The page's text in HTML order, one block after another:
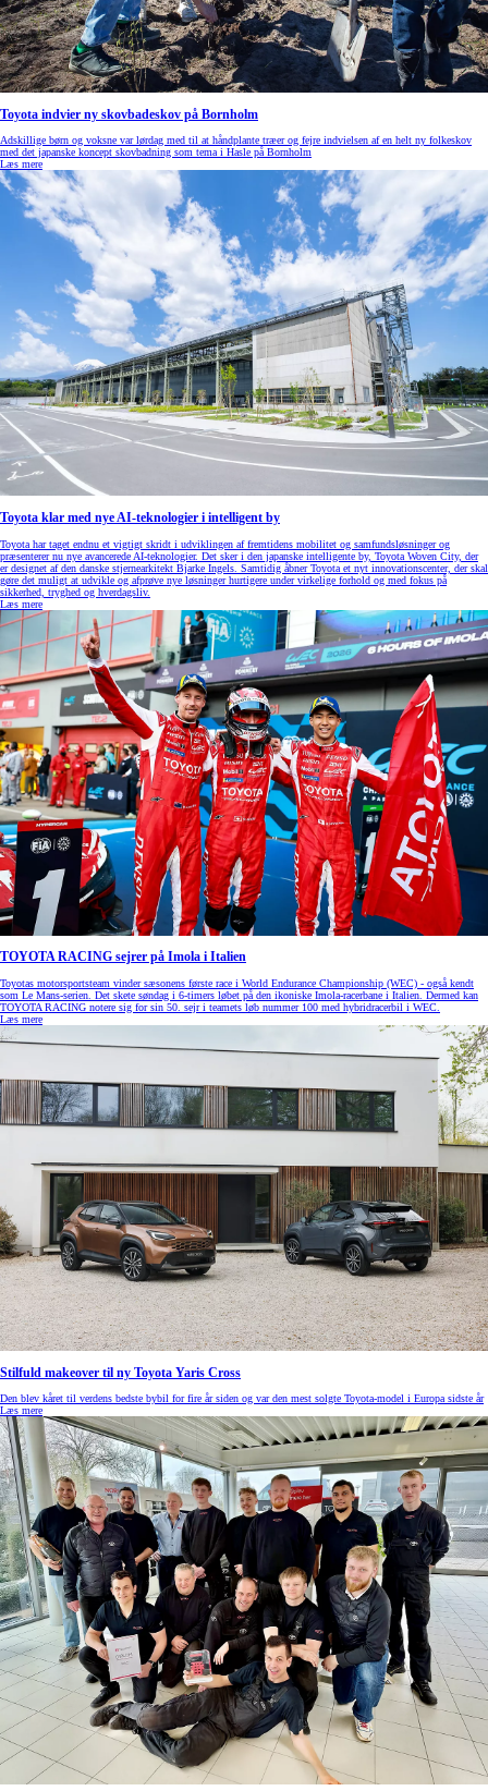
Toyota indvier ny skovbadeskov på Bornholm
Adskillige børn og voksne var lørdag med til at håndplante træer og fejre indvielsen af en helt ny folkeskov
med det japanske koncept skovbadning som tema i Hasle på Bornholm
Læs mere
Toyota klar med nye AI-teknologier i intelligent by
Toyota har taget endnu et vigtigt skridt i udviklingen af fremtidens mobilitet og samfundsløsninger og
præsenterer nu nye avancerede AI-teknologier. Det sker i den japanske intelligente by, Toyota Woven City, der
er designet af den danske stjernearkitekt Bjarke Ingels. Samtidig åbner Toyota et nyt innovationscenter, der skal
gøre det muligt at udvikle og afprøve nye løsninger hurtigere under virkelige forhold og med fokus på
sikkerhed, tryghed og hverdagsliv.
Læs mere
TOYOTA RACING sejrer på Imola i Italien
Toyotas motorsportsteam vinder sæsonens første race i World Endurance Championship (WEC) - også kendt
som Le Mans-serien. Det skete søndag i 6-timers løbet på den ikoniske Imola-racerbane i Italien. Dermed kan
TOYOTA RACING notere sig for sin 50. sejr i teamets løb nummer 100 med hybridracerbil i WEC.
Læs mere
Stilfuld makeover til ny Toyota Yaris Cross
Den blev kåret til verdens bedste bybil for fire år siden og var den mest solgte Toyota-model i Europa sidste år
Læs mere